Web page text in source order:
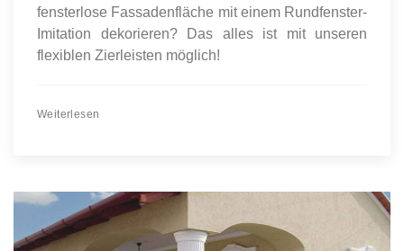
fensterlose Fassadenfläche mit einem Rundfenster-
Imitation dekorieren? Das alles ist mit unseren
flexiblen Zierleisten möglich!
Weiterlesen